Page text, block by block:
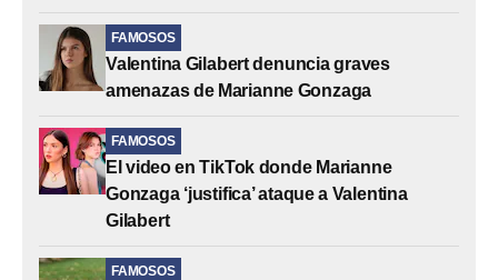
FAMOSOS
Valentina Gilabert denuncia graves
amenazas de Marianne Gonzaga
FAMOSOS
El video en TikTok donde Marianne
Gonzaga ‘justifica’ ataque a Valentina
Gilabert
FAMOSOS